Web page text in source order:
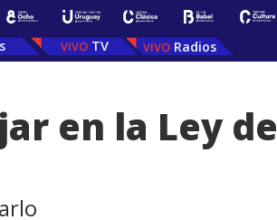
TV Radios
en la Ley de